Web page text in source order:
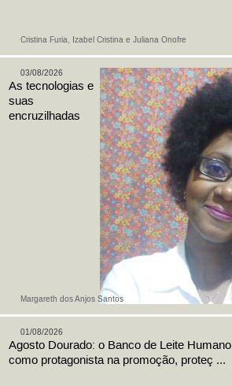
Cristina Furia, Izabel Cristina e Juliana Onofre
Margareth dos Anjos Santos
03/08/2026
As tecnologias e
suas
encruzilhadas
01/08/2026
Agosto Dourado: o Banco de Leite Humano
como protagonista na promoção, proteç ...